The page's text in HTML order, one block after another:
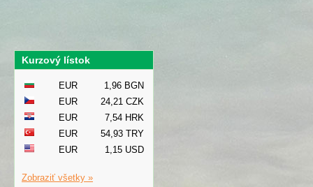
Kurzový lístok
EUR
1,96 BGN
EUR
24,21 CZK
EUR
7,54 HRK
EUR
54,93 TRY
EUR
1,15 USD
Zobraziť všetky »